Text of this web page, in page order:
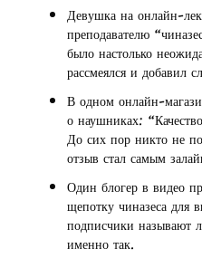
Девушка на онлайн-
преподавателю
было настолько
рассмеялся и добавил
В одном онлайн-
о наушниках:
До сих пор никто не
отзыв стал самым
Один блогер в видео
щепотку чиназеса для
подписчики называют
именно так.